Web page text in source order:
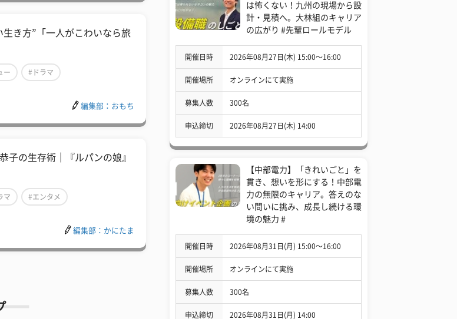
生き方”「一人がこわいなら旅
ー #ドラマ
編集部：おもち
子の生存術｜『ルパンの娘』
マ #エンタメ
編集部：かにたま
は怖くない！九州の現場から設
計・見積へ。大林組のキャリア
の広がり #先輩ロールモデル
開催日時 2026年08月27日(木) 15:00〜16:00
開催場所 オンラインにて実施
募集人数 300名
申込締切 2026年08月27日(木) 14:00
【中部電力】「きれいごと」を
貫き、想いを形にする！中部電
力の無限のキャリア。答えのな
い問いに挑み、成長し続ける環
境の魅力 #
開催日時 2026年08月31日(月) 15:00〜16:00
開催場所 オンラインにて実施
募集人数 300名
申込締切 2026年08月31日(月) 14:00